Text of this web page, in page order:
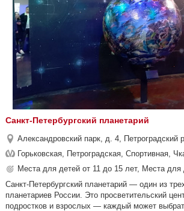
Санкт-Петербургский планетарий
Александровский парк, д. 4, Петроградский
Горьковская, Петроградская, Спортивная,
Места для детей от 11 до 15 лет, Места для
Санкт-Петербургский планетарий — один из
планетариев России. Это просветительский
подростков и взрослых — каждый может